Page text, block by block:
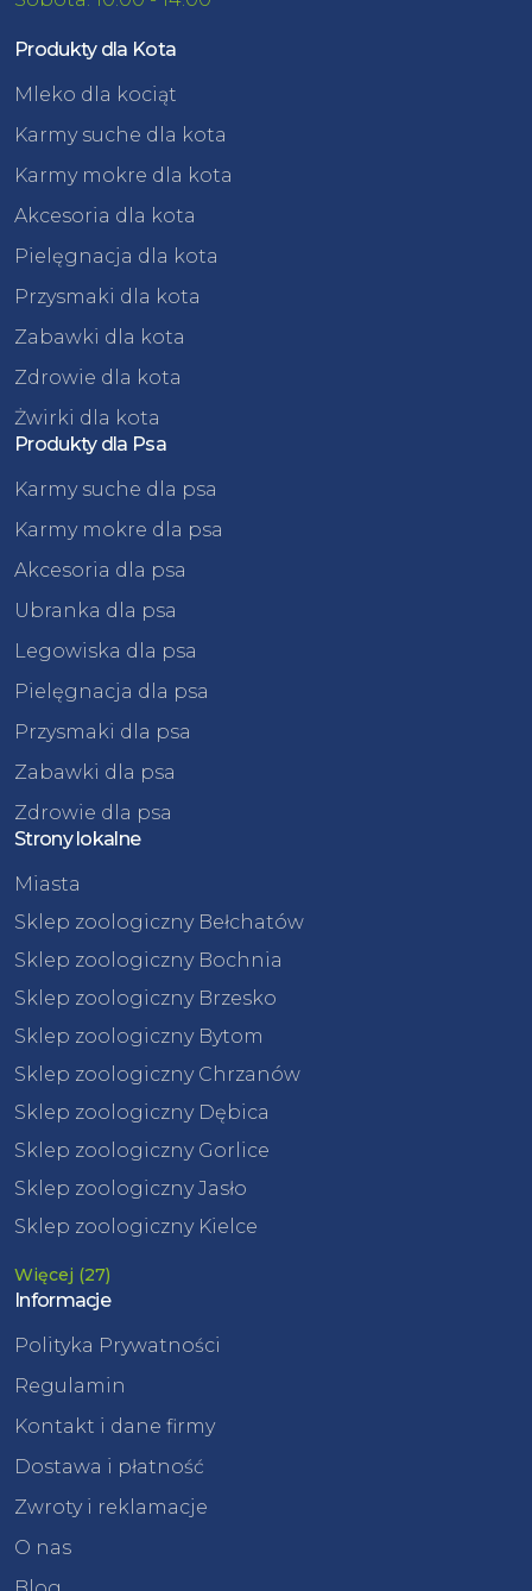
Produkty dla Kota
Mleko dla kociąt
Karmy suche dla kota
Karmy mokre dla kota
Akcesoria dla kota
Pielęgnacja dla kota
Przysmaki dla kota
Zabawki dla kota
Zdrowie dla kota
Żwirki dla kota
Produkty dla Psa
Karmy suche dla psa
Karmy mokre dla psa
Akcesoria dla psa
Ubranka dla psa
Legowiska dla psa
Pielęgnacja dla psa
Przysmaki dla psa
Zabawki dla psa
Zdrowie dla psa
Strony lokalne
Miasta
Sklep zoologiczny Bełchatów
Sklep zoologiczny Bochnia
Sklep zoologiczny Brzesko
Sklep zoologiczny Bytom
Sklep zoologiczny Chrzanów
Sklep zoologiczny Dębica
Sklep zoologiczny Gorlice
Sklep zoologiczny Jasło
Sklep zoologiczny Kielce
Więcej (27)
Informacje
Polityka Prywatności
Regulamin
Kontakt i dane firmy
Dostawa i płatność
Zwroty i reklamacje
O nas